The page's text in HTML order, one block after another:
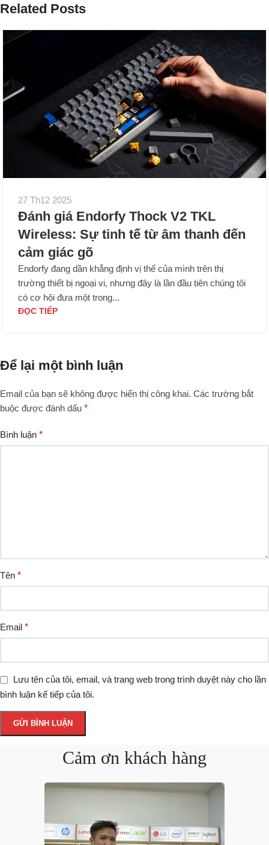
Related Posts
27 Th12 2025
Đánh giá Endorfy Thock V2 TKL
Wireless: Sự tinh tế từ âm thanh đến
cảm giác gõ
Endorfy đang dần khẳng định vị thế của mình trên thị
trường thiết bị ngoại vi, nhưng đây là lần đầu tiên chúng tôi
có cơ hội đưa một trong...
ĐỌC TIẾP
Để lại một bình luận
Email của bạn sẽ không được hiển thị công khai. Các trường bắt
buộc được đánh dấu *
Bình luận *
Tên *
Email *
Lưu tên của tôi, email, và trang web trong trình duyệt này cho lần
bình luận kế tiếp của tôi.
Cảm ơn khách hàng